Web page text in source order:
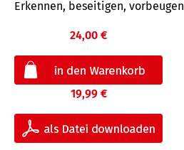
Erkennen, beseitigen, vorbeugen
24,00 €
19,99 €